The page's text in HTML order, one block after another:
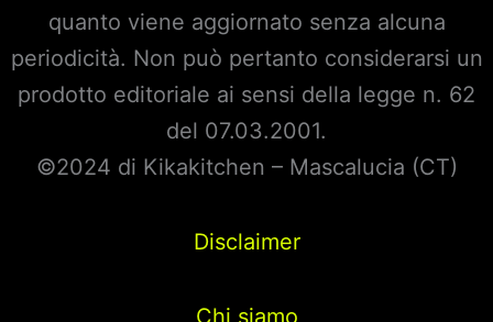
quanto viene aggiornato senza alcuna
periodicità. Non può pertanto considerarsi un
prodotto editoriale ai sensi della legge n. 62
del 07.03.2001.
©2024 di Kikakitchen – Mascalucia (CT)
Disclaimer
Chi siamo